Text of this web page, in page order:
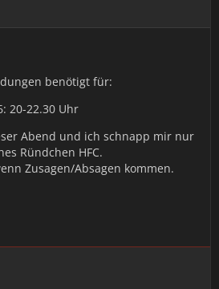
benötigt für:
20-22.30 Uhr
Abend und ich schnapp mir nur
Ründchen HFC.
Zusagen/Absagen kommen.